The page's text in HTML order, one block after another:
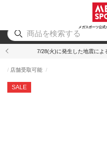
メガスポーツ公
アウトドア
7/28(火)に発生した地震によ
SALE
店舗受取可能